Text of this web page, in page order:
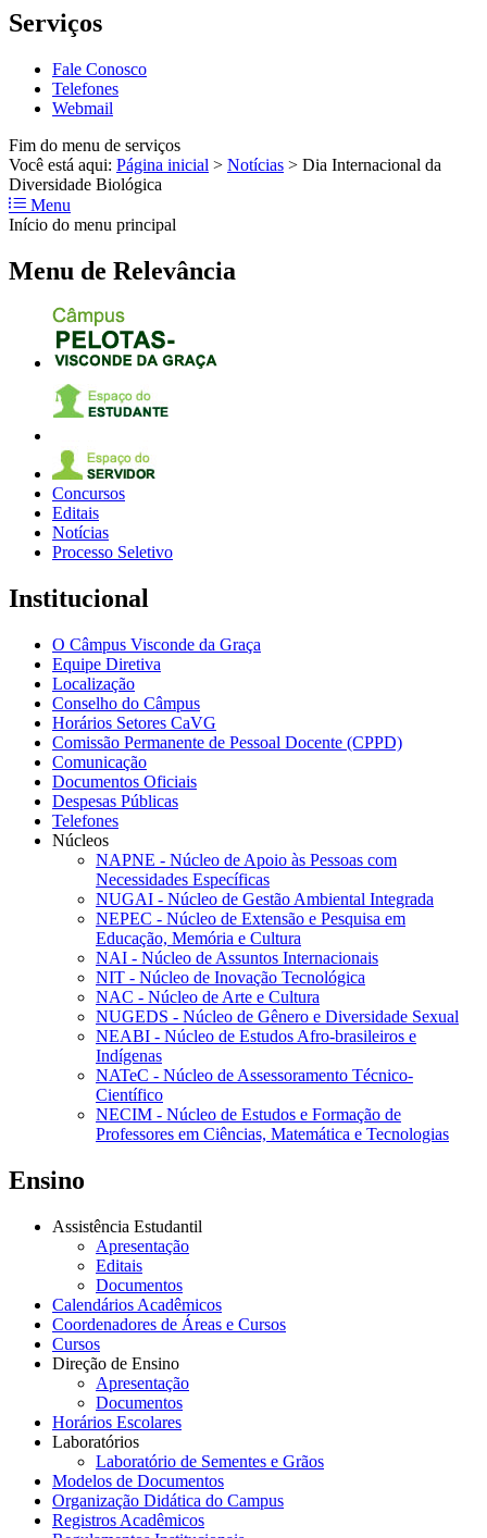
Serviços
Fale Conosco
Telefones
Webmail
Fim do menu de serviços
Você está aqui: Página inicial > Notícias > Dia Internacional da
Diversidade Biológica
Menu
Início do menu principal
Menu de Relevância
Concursos
Editais
Notícias
Processo Seletivo
Institucional
O Câmpus Visconde da Graça
Equipe Diretiva
Localização
Conselho do Câmpus
Horários Setores CaVG
Comissão Permanente de Pessoal Docente (CPPD)
Comunicação
Documentos Oficiais
Despesas Públicas
Telefones
Núcleos
NAPNE - Núcleo de Apoio às Pessoas com
Necessidades Específicas
NUGAI - Núcleo de Gestão Ambiental Integrada
NEPEC - Núcleo de Extensão e Pesquisa em
Educação, Memória e Cultura
NAI - Núcleo de Assuntos Internacionais
NIT - Núcleo de Inovação Tecnológica
NAC - Núcleo de Arte e Cultura
NUGEDS - Núcleo de Gênero e Diversidade Sexual
NEABI - Núcleo de Estudos Afro-brasileiros e
Indígenas
NATeC - Núcleo de Assessoramento Técnico-
Científico
NECIM - Núcleo de Estudos e Formação de
Professores em Ciências, Matemática e Tecnologias
Ensino
Assistência Estudantil
Apresentação
Editais
Documentos
Calendários Acadêmicos
Coordenadores de Áreas e Cursos
Cursos
Direção de Ensino
Apresentação
Documentos
Horários Escolares
Laboratórios
Laboratório de Sementes e Grãos
Modelos de Documentos
Organização Didática do Campus
Registros Acadêmicos